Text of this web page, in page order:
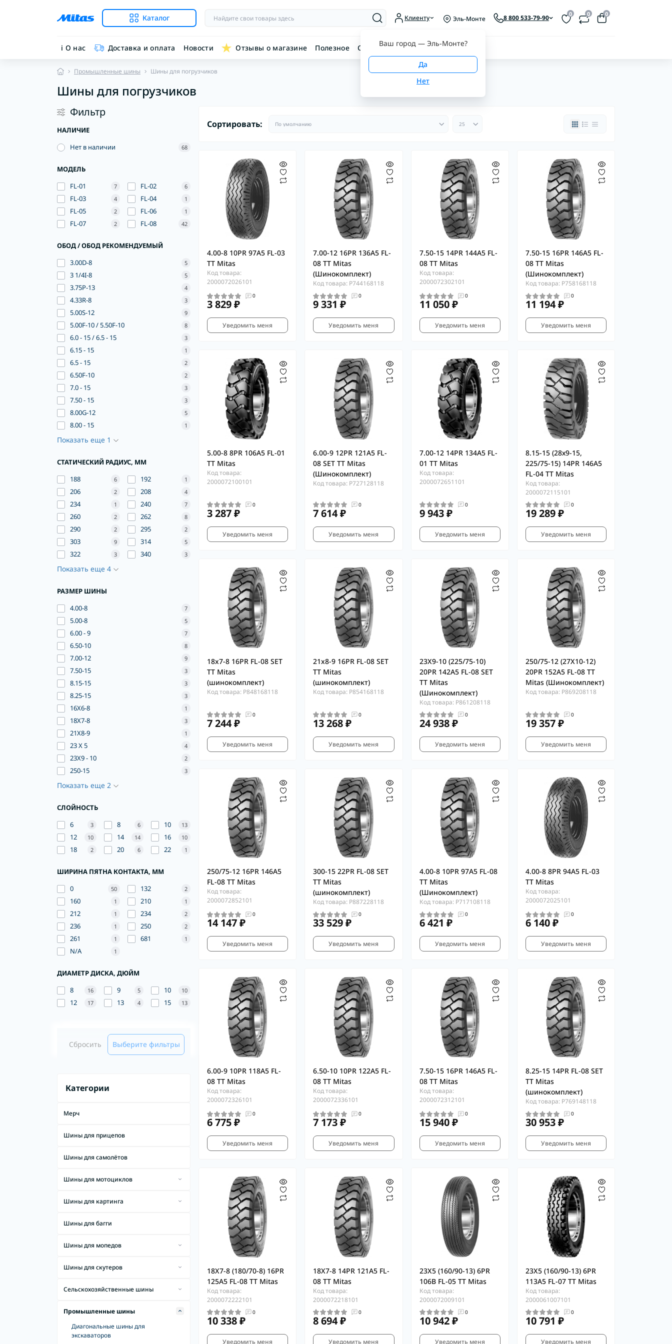
Каталог Клиенту Эль-Монте
Ваш город — Эль-Монте?
8 800 533-79-90 0 0 0
ℹ︎ О нас Доставка и оплата Новости Отзывы о магазине Полезное Связаться с нами
Промышленные шины Шины для погрузчиков
Шины для погрузчиков
Фильтр
НАЛИЧИЕ
Нет в наличии
68
МОДЕЛЬ
FL-01
7 FL-02 6
FL-03 4 FL-04 1
FL-05 2 FL-06 1
FL-07 2 FL-08 42
ОБОД / ОБОД РЕКОМЕНДУЕМЫЙ
3.00D-8
5
3 1/4I-8 5
3.75P-13 4
4.33R-8 3
5.00S-12 9
5.00F-10 / 5.50F-10 8
6.0 - 15 / 6.5 - 15 3
6.15 - 15 1
6.5 - 15 2
6.50F-10 2
7.0 - 15 3
7.50 - 15 3
8.00G-12 5
8.00 - 15 1
Показать еще 1
СТАТИЧЕСКИЙ РАДИУС, ММ
188
6 192 1
206 2 208 4
234 1 240 7
260 2 262 8
290 2 295 2
303 9 314 5
322 3 340 3
Показать еще 4
РАЗМЕР ШИНЫ
4.00-8
7
5.00-8 5
6.00 - 9 7
6.50-10 8
7.00-12 9
7.50-15 3
8.15-15 3
8.25-15 3
16X6-8 1
18X7-8 3
21X8-9 1
23 X 5 4
23X9 - 10 2
250-15 3
Показать еще 2
СЛОЙНОСТЬ
6
3 8 6 10 13
12 10 14 14 16 10
18 2 20 6 22 1
ШИРИНА ПЯТНА КОНТАКТА, ММ
0
50 132 2
160 1 210 1
212 1 234 2
236 1 250 2
261 1 681 1
N/A 1
ДИАМЕТР ДИСКА, ДЮЙМ
8
16 9 5 10 10
12 17 13 4 15 13
Сбросить Выберите фильтры
Категории
Мерч
Шины для прицепов
Шины для самолётов
Шины для мотоциклов
Шины для спортивных мотоциклов
Шины для спортивно-туристических
Шины для трека
Шины для круизеров и кастомов
Шины для туристических мотоциклов
Шины для картинга
Шины для багги
Шины для мопедов
С белой боковиной
Шины для скутеров
Классические шины
С белой боковиной
Сельскохозяйственные шины
Шины для Тракторов
Промышленные шины
Диагональные шины для
экскаваторов
Сортировать:
4.00-8 10PR 97A5 FL-03
TT Mitas
Код товара:
2000072026101
0
3 829 ₽
Уведомить меня
7.00-12 16PR 136A5 FL-
08 TT Mitas
(Шинокомплект)
Код товара: P744168118
0
9 331 ₽
Уведомить меня
7.50-15 14PR 144A5 FL-
08 TT Mitas
Код товара:
2000072302101
0
11 050 ₽
Уведомить меня
7.50-15 16PR 146A5 FL-
08 TT Mitas
(Шинокомплект)
Код товара: P758168118
0
11 194 ₽
Уведомить меня
5.00-8 8PR 106A5 FL-01
TT Mitas
Код товара:
2000072100101
0
3 287 ₽
Уведомить меня
6.00-9 12PR 121A5 FL-
08 SET TT Mitas
(Шинокомплект)
Код товара: P727128118
0
7 614 ₽
Уведомить меня
7.00-12 14PR 134A5 FL-
01 TT Mitas
Код товара:
2000072651101
0
9 943 ₽
Уведомить меня
8.15-15 (28х9-15,
225/75-15) 14PR 146A5
FL-04 TT Mitas
Код товара:
2000072115101
0
19 289 ₽
Уведомить меня
18x7-8 16PR FL-08 SET
TT Mitas
(шинокомплект)
Код товара: P848168118
0
7 244 ₽
Уведомить меня
21x8-9 16PR FL-08 SET
TT Mitas
(шинокомплект)
Код товара: P854168118
0
13 268 ₽
Уведомить меня
23X9-10 (225/75-10)
20PR 142A5 FL-08 SET
TT Mitas
(Шинокомплект)
Код товара: P861208118
0
24 938 ₽
Уведомить меня
250/75-12 (27X10-12)
20PR 152A5 FL-08 TT
Mitas (Шинокомплект)
Код товара: P869208118
0
19 357 ₽
Уведомить меня
250/75-12 16PR 146A5
FL-08 TT Mitas
Код товара:
2000072852101
0
14 147 ₽
Уведомить меня
300-15 22PR FL-08 SET
TT Mitas
(шинокомплект)
Код товара: P887228118
0
33 529 ₽
Уведомить меня
4.00-8 10PR 97A5 FL-08
TT Mitas
(Шинокомплект)
Код товара: P717108118
0
6 421 ₽
Уведомить меня
4.00-8 8PR 94A5 FL-03
TT Mitas
Код товара:
2000072025101
0
6 140 ₽
Уведомить меня
6.00-9 10PR 118A5 FL-
08 TT Mitas
Код товара:
2000072326101
0
6 775 ₽
Уведомить меня
6.50-10 10PR 122A5 FL-
08 TT Mitas
Код товара:
2000072336101
0
7 173 ₽
Уведомить меня
7.50-15 16PR 146A5 FL-
08 TT Mitas
Код товара:
2000072312101
0
15 940 ₽
Уведомить меня
8.25-15 14PR FL-08 SET
TT Mitas
(шинокомплект)
Код товара: P769148118
0
30 953 ₽
Уведомить меня
18X7-8 (180/70-8) 16PR
125A5 FL-08 TT Mitas
Код товара:
2000072222101
0
10 338 ₽
Уведомить меня
18X7-8 14PR 121A5 FL-
08 TT Mitas
Код товара:
2000072218101
0
8 694 ₽
Уведомить меня
23X5 (160/90-13) 6PR
106B FL-05 TT Mitas
Код товара:
2000072009101
0
10 942 ₽
Уведомить меня
23X5 (160/90-13) 6PR
113A5 FL-07 TT Mitas
Код товара:
2000061007101
0
10 791 ₽
Уведомить меня